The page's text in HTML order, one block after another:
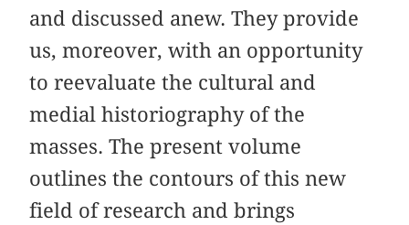
and discussed anew. They provide
us, moreover, with an opportunity
to reevaluate the cultural and
medial historiography of the
masses. The present volume
outlines the contours of this new
field of research and brings